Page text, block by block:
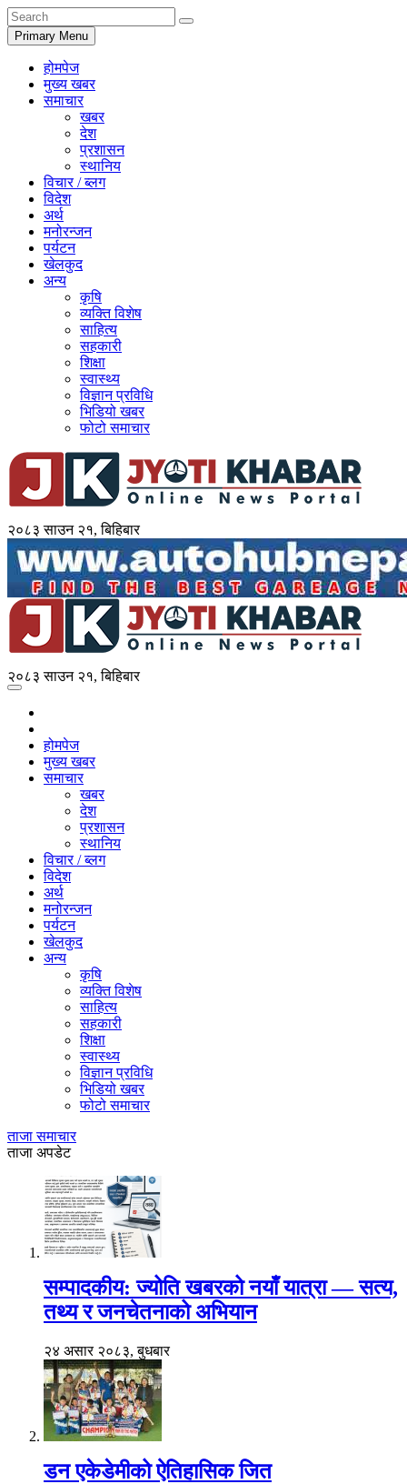
Primary Menu
होमपेज
मुख्य खबर
समाचार
खबर
देश
प्रशासन
स्थानिय
विचार / ब्लग
विदेश
अर्थ
मनोरन्जन
पर्यटन
खेलकुद
अन्य
कृषि
व्यक्ति विशेष
साहित्य
सहकारी
शिक्षा
स्वास्थ्य
विज्ञान प्रविधि
भिडियो खबर
फोटो समाचार
२०८३ साउन २१, बिहिबार
२०८३ साउन २१, बिहिबार
होमपेज
मुख्य खबर
समाचार
खबर
देश
प्रशासन
स्थानिय
विचार / ब्लग
विदेश
अर्थ
मनोरन्जन
पर्यटन
खेलकुद
अन्य
कृषि
व्यक्ति विशेष
साहित्य
सहकारी
शिक्षा
स्वास्थ्य
विज्ञान प्रविधि
भिडियो खबर
फोटो समाचार
ताजा समाचार
ताजा अपडेट
सम्पादकीय: ज्योति खबरको नयाँ यात्रा — सत्य,
तथ्य र जनचेतनाको अभियान
२४ असार २०८३, बुधबार
डन एकेडेमीको ऐतिहासिक जित